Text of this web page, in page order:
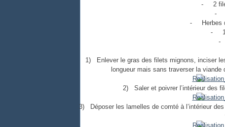
-
2
-
-
Herbes
-
-
1)
Enlever le gras des filets mignons, inciser
longueur mais sans traverser la
2) Saler et poivrer l’intérieur des
3)
Déposer les lamelles de comté à l’intérieur